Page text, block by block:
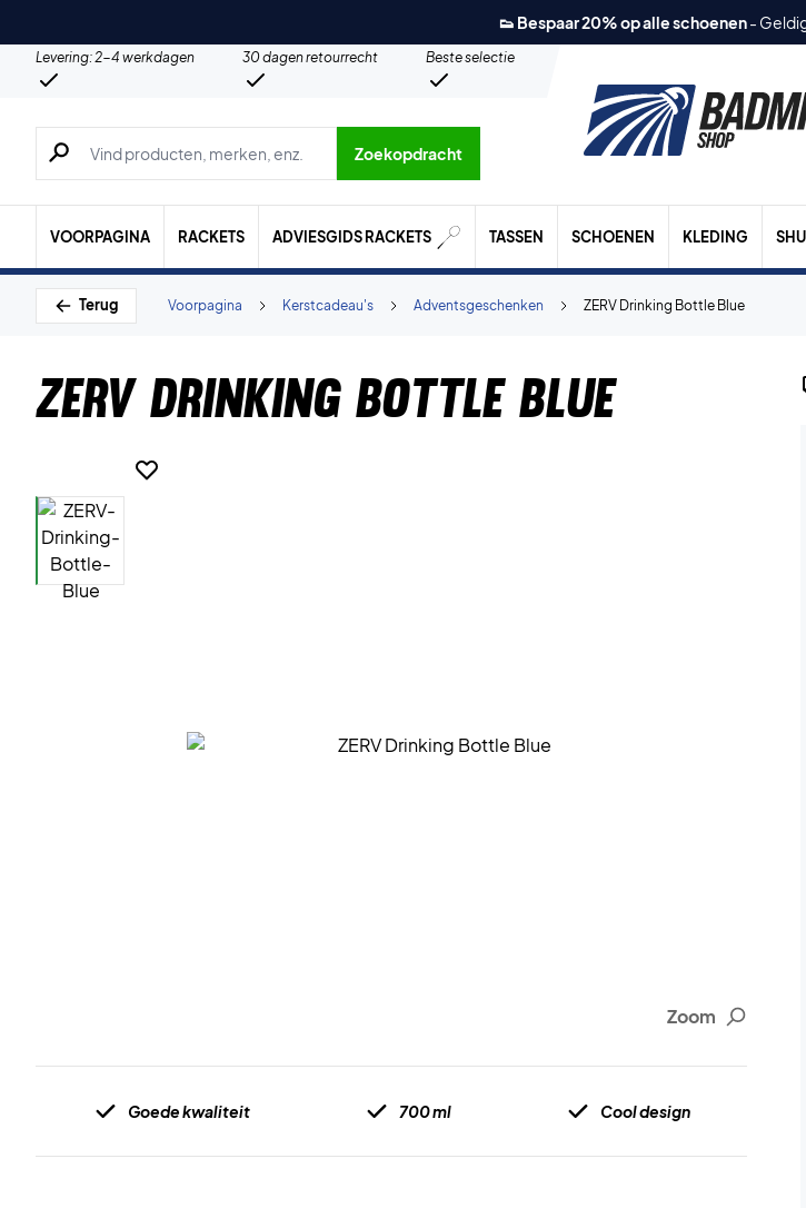
👟 Bespaar 20% op alle schoenen-
Levering: 2-4 werkdagen 30 dagen retourrecht
Beste selectie
Zoeken naar producten, merken etc.
Zoekopdracht
VOORPAGINA RACKETS ADVIESGIDS RACKETS TASSEN SCHOENEN KLEDING
Terug ZERV Drinking Bottle Blue
Adventsgeschenken
Kerstcadeau's
Voorpagina
ZERV Drinking Bottle Blue
Zoom
Goede kwaliteit 700 ml Cool design